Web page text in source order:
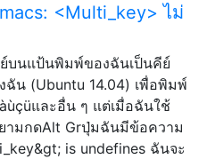
<Multi_key> ไม่
บนแป้นพิมพ์ของฉันเป็นคีย์
ฉัน (Ubuntu 14.04) เพื่อพิมพ์
และอื่น ๆ แต่เมื่อฉันใช้
ามกดAlt Grปุ่มฉันมีข้อความ
is undefines ฉันจะ